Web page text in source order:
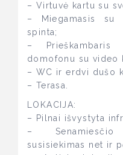
– Virtuvė kartu su
– Miegamasis
spinta;
–
domofonu su video
– WC ir erdvi dušo
– Terasa.
LOKACIJA:
– Pilnai išvystyta
–
susisiekimas net ir